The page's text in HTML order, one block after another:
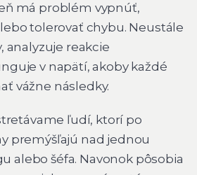
má problém vypnúť,
tolerovať chybu. Neustále
analyzuje reakcie
v napätí, akoby každé
vážne následky.
ľudí, ktorí po
premýšľajú nad jednou
alebo šéfa. Navonok pôsobia